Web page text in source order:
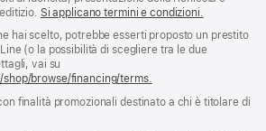
Si applicano termini e condizioni.
hai scelto, potrebbe esserti proposto un prestito
(o la possibilità di scegliere tra le due
vai su
browse/financing/terms.
finalità promozionali destinato a chi è titolare di